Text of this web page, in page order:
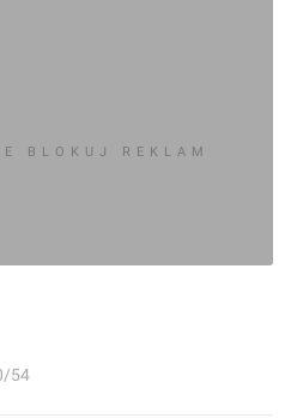
REKLAM
54